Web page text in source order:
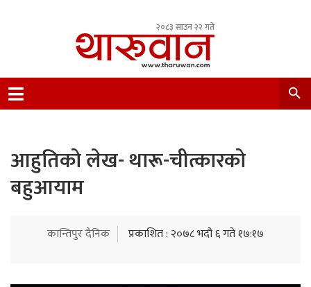
२०८३ साउन २२ गते
Nepal.
आहुतिको लेख- थारू-चीत्कारको
बहुआयाम
कान्तिपुर दैनिक प्रकाशित : २०७८ भदौ ६ गते १७:१७